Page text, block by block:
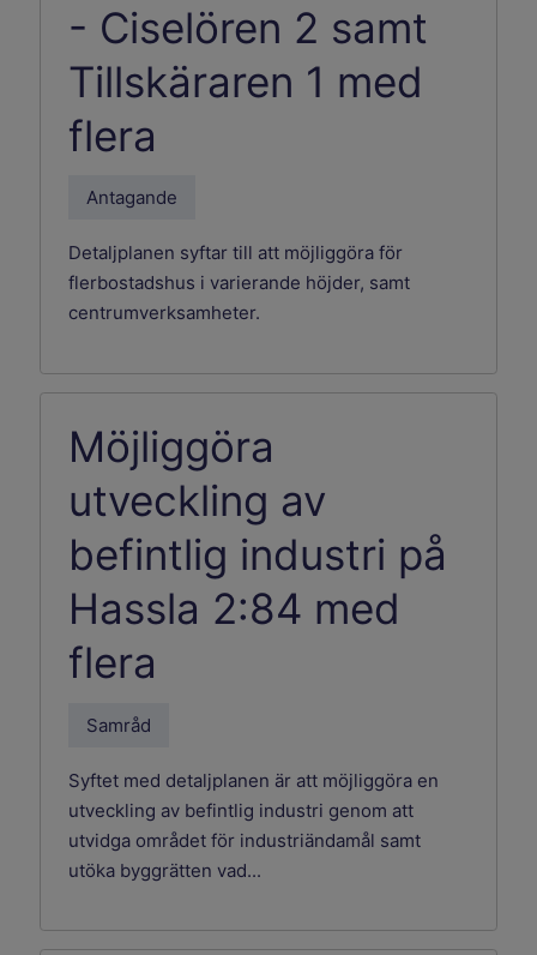
- Ciselören 2 samt
Tillskäraren 1 med
flera
Antagande
Detaljplanen syftar till att möjliggöra för
flerbostadshus i varierande höjder, samt
centrumverksamheter.
Möjliggöra
utveckling av
befintlig industri på
Hassla 2:84 med
flera
Samråd
Syftet med detaljplanen är att möjliggöra en
utveckling av befintlig industri genom att
utvidga området för industriändamål samt
utöka byggrätten vad...